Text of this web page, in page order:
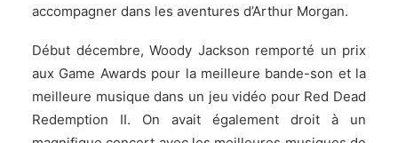
accompagner dans les aventures d’Arthur Morgan.
Début décembre, Woody Jackson remporté un prix
aux Game Awards pour la meilleure bande-son et la
meilleure musique dans un jeu vidéo pour Red Dead
Redemption II. On avait également droit à un